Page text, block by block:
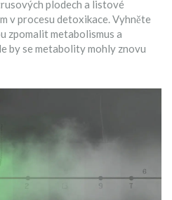
plodech a listové
v procesu detoxikace. Vyhněte
zpomalit metabolismus a
by se metabolity mohly znovu